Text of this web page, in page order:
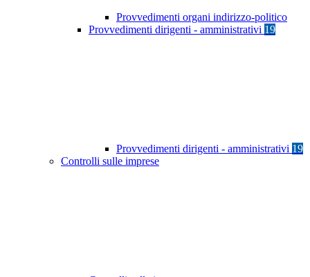
Provvedimenti organi indirizzo-politico
Provvedimenti dirigenti - amministrativi 19
Provvedimenti dirigenti - amministrativi 19
Controlli sulle imprese